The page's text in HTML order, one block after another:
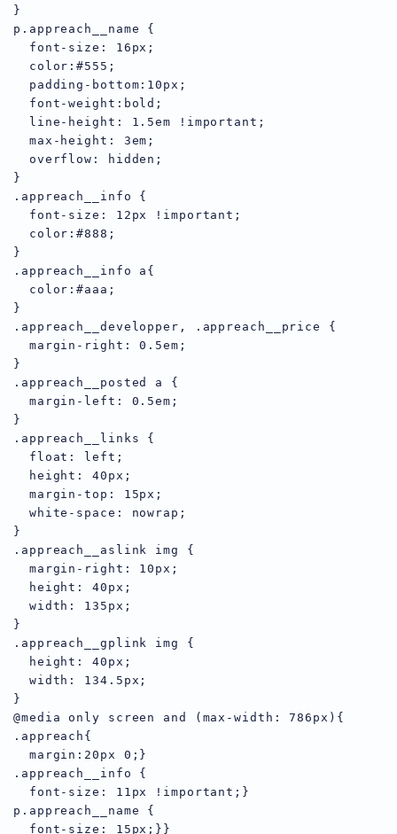
}
p.appreach__name {
  font-size: 16px;
  color:#555;
  padding-bottom:10px;
  font-weight:bold;
  line-height: 1.5em !important;
  max-height: 3em;
  overflow: hidden;
}
.appreach__info {
  font-size: 12px !important;
  color:#888;
}
.appreach__info a{
  color:#aaa;
}
.appreach__developper, .appreach__price {
  margin-right: 0.5em;
}
.appreach__posted a {
  margin-left: 0.5em;
}
.appreach__links {
  float: left;
  height: 40px;
  margin-top: 15px;
  white-space: nowrap;
}
.appreach__aslink img {
  margin-right: 10px;
  height: 40px;
  width: 135px;
}
.appreach__gplink img {
  height: 40px;
  width: 134.5px;
}
@media only screen and (max-width: 786px){
.appreach{
  margin:20px 0;}
.appreach__info {
  font-size: 11px !important;}
p.appreach__name {